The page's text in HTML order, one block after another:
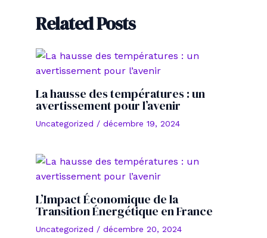
Related Posts
La hausse des températures : un
avertissement pour l’avenir
Uncategorized / décembre 19, 2024
L’Impact Économique de la
Transition Énergétique en France
Uncategorized / décembre 20, 2024